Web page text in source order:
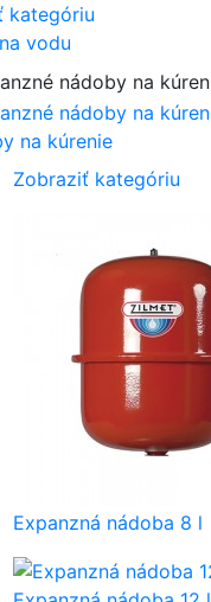
kategóriu
vodu
na kúrenie
Zobraziť kategóriu
Expanzná nádoba 8 l